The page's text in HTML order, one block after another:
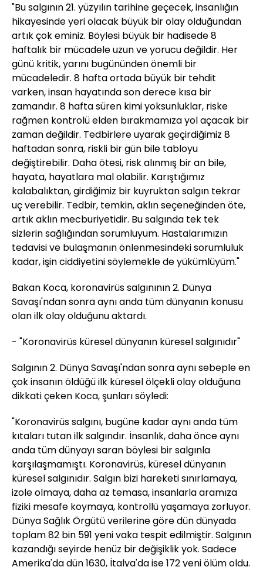
"Bu salgının 21. yüzyılın tarihine geçecek, insanlığın
hikayesinde yeri olacak büyük bir olay olduğundan
artık çok eminiz. Böylesi büyük bir hadisede 8
haftalık bir mücadele uzun ve yorucu değildir. Her
günü kritik, yarını bugününden önemli bir
mücadeledir. 8 hafta ortada büyük bir tehdit
varken, insan hayatında son derece kısa bir
zamandır. 8 hafta süren kimi yoksunluklar, riske
rağmen kontrolü elden bırakmamıza yol açacak bir
zaman değildir. Tedbirlere uyarak geçirdiğimiz 8
haftadan sonra, riskli bir gün bile tabloyu
değiştirebilir. Daha ötesi, risk alınmış bir an bile,
hayata, hayatlara mal olabilir. Karıştığımız
kalabalıktan, girdiğimiz bir kuyruktan salgın tekrar
uç verebilir. Tedbir, temkin, aklın seçeneğinden öte,
artık aklın mecburiyetidir. Bu salgında tek tek
sizlerin sağlığından sorumluyum. Hastalarımızın
tedavisi ve bulaşmanın önlenmesindeki sorumluluk
kadar, işin ciddiyetini söylemekle de yükümlüyüm."
Bakan Koca, koronavirüs salgınının 2. Dünya
Savaşı'ndan sonra aynı anda tüm dünyanın konusu
olan ilk olay olduğunu aktardı.
- "Koronavirüs küresel dünyanın küresel salgınıdır"
Salgının 2. Dünya Savaşı'ndan sonra aynı sebeple en
çok insanın öldüğü ilk küresel ölçekli olay olduğuna
dikkati çeken Koca, şunları söyledi:
"Koronavirüs salgını, bugüne kadar aynı anda tüm
kıtaları tutan ilk salgındır. İnsanlık, daha önce aynı
anda tüm dünyayı saran böylesi bir salgınla
karşılaşmamıştı. Koronavirüs, küresel dünyanın
küresel salgınıdır. Salgın bizi hareketi sınırlamaya,
izole olmaya, daha az temasa, insanlarla aramıza
fiziki mesafe koymaya, kontrollü yaşamaya zorluyor.
Dünya Sağlık Örgütü verilerine göre dün dünyada
toplam 82 bin 591 yeni vaka tespit edilmiştir. Salgının
kazandığı seyirde henüz bir değişiklik yok. Sadece
Amerika'da dün 1630, İtalya'da ise 172 yeni ölüm oldu.